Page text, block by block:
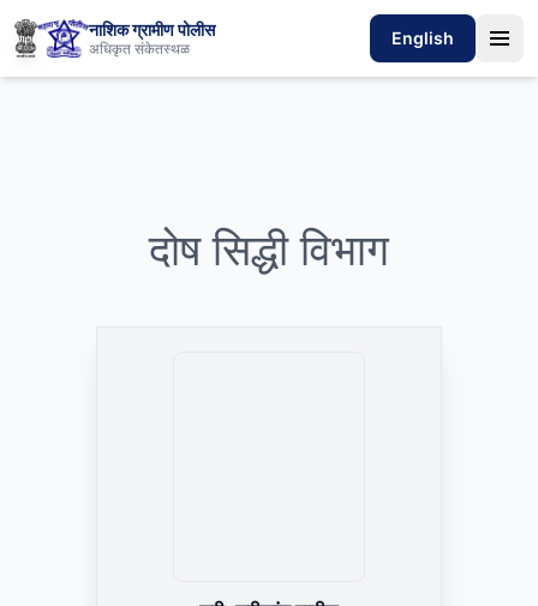
नाशिक ग्रामीण पोलीस
अधिकृत संकेतस्थळ
English
दोष सिद्धी विभाग